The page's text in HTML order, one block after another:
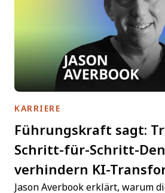
KARRIERE
Führungskraft sagt:
Schritt-für-Schritt-
verhindern KI-
Jason Averbook erklärt, warum